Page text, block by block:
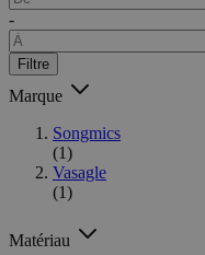
-
Filtre
Marque
Songmics
(1)
Vasagle
(1)
Matériau